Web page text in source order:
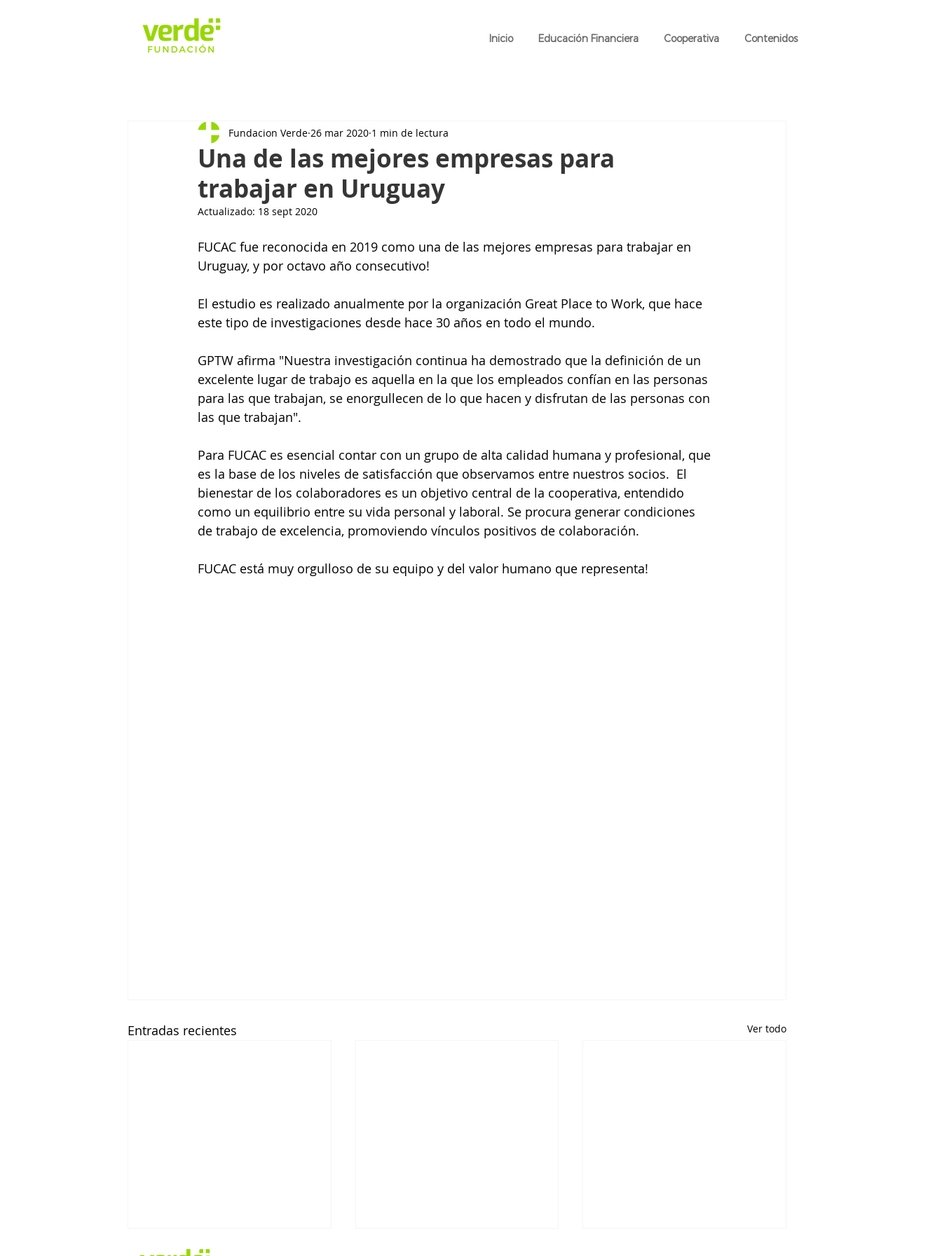
Inicio Educación Financiera Cooperativa Contenidos
Una de las mejores empresas para
trabajar en Uruguay
Fundacion Verde 26 mar 2020 1 min de lectura
Actualizado: 18 sept 2020
FUCAC fue reconocida en 2019 como una de las mejores empresas para trabajar en
Uruguay, y por octavo año consecutivo!
El estudio es realizado anualmente por la organización Great Place to Work, que hace
este tipo de investigaciones desde hace 30 años en todo el mundo.
GPTW afirma "Nuestra investigación continua ha demostrado que la definición de un
excelente lugar de trabajo es aquella en la que los empleados confían en las personas
para las que trabajan, se enorgullecen de lo que hacen y disfrutan de las personas con
las que trabajan".
Para FUCAC es esencial contar con un grupo de alta calidad humana y profesional, que
es la base de los niveles de satisfacción que observamos entre nuestros socios.  El
bienestar de los colaboradores es un objetivo central de la cooperativa, entendido
como un equilibrio entre su vida personal y laboral. Se procura generar condiciones
de trabajo de excelencia, promoviendo vínculos positivos de colaboración.
FUCAC está muy orgulloso de su equipo y del valor humano que representa!
Entradas recientes Ver todo